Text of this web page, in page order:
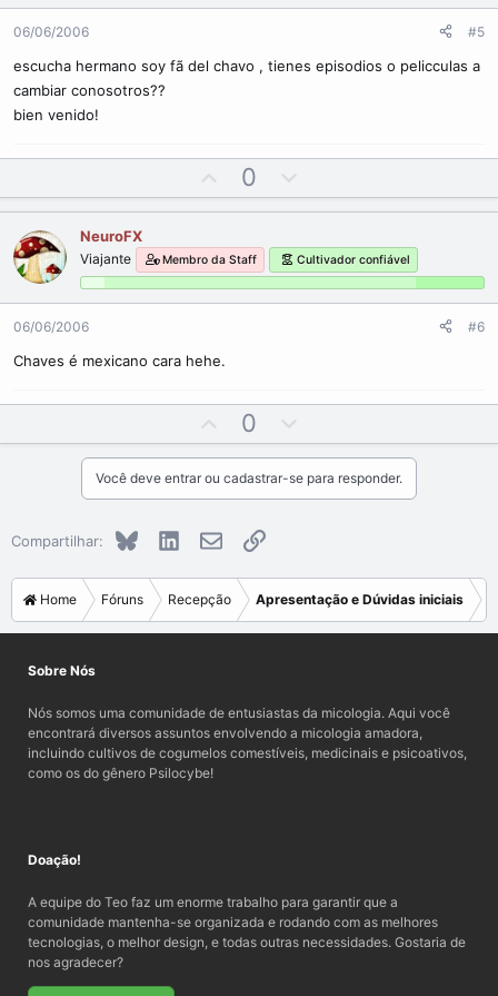
06/06/2006 #5
escucha hermano soy fã del chavo , tienes episodios o pelicculas a
cambiar conosotros??
bien venido!
p
o
t
e
0
o
n
v
o
NeuroFX
Viajante Membro da Staff Cultivador confiável
06/06/2006 #6
Chaves é mexicano cara hehe.
p
v
o
0
o
w
n
e
Você deve entrar ou cadastrar-se para responder.
Compartilhar: Bluesky LinkedInE-mailLink
Home Fóruns Recepção Apresentação e Dúvidas iniciais
Sobre Nós
Nós somos uma comunidade de entusiastas da micologia. Aqui você
encontrará diversos assuntos envolvendo a micologia amadora,
incluindo cultivos de cogumelos comestíveis, medicinais e psicoativos,
como os do gênero Psilocybe!
Doação!
A equipe do Teo faz um enorme trabalho para garantir que a
comunidade mantenha-se organizada e rodando com as melhores
tecnologias, o melhor design, e todas outras necessidades. Gostaria de
nos agradecer?